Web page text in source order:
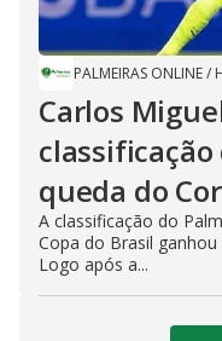
PALMEIRAS ONLINE/
Carlos
classificação
queda do
A classificação do
Copa do Brasil
Logo após a...